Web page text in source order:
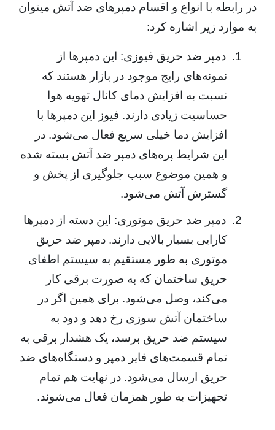
در رابطه با انواع و اقسام دمپرهای ضد آتش میتوان
به موارد زیر اشاره کرد:
1.
دمپر ضد حریق فیوزی: این دمپرها از
نمونه‌های رایج موجود در بازار هستند که
نسبت به افزایش دمای کانال تهویه هوا
حساسیت زیادی دارند. فیوز این دمپرها با
افزایش دما خیلی سریع فعال می‌شود. در
این شرایط پره‌های دمپر ضد آتش بسته شده
و همین موضوع سبب جلوگیری از پخش و
گسترش آتش می‌شود.
2.
دمپر ضد حریق موتوری: این دسته از دمپرها
کارایی بسیار بالایی دارند. دمپر ضد حریق
موتوری به طور مستقیم به سیستم اطفای
حریق ساختمان که به صورت برقی کار
می‌کند، وصل می‌شود. برای همین اگر در
ساختمان آتش سوزی رخ دهد و دود به
سیستم ضد حریق برسد، یک هشدار برقی به
تمام قسمت‌های فایر دمپر و دستگاه‌های ضد
حریق ارسال می‌شود. در نهایت هم تمام
تجهیزات به طور همزمان فعال می‌شوند.